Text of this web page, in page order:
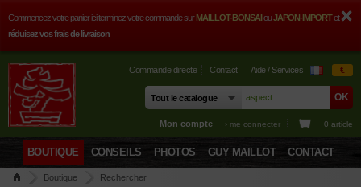
Commencez votre panier ici terminez votre commande surMAILLOT-BONSAIouJAPON-IMPORTet
réduisez vos frais de livraison
Commande directe Contact Aide / Services €
Mon compte › me connecter 0 article
BOUTIQUE CONSEILS PHOTOS GUY MAILLOT CONTACT
Boutique Rechercher